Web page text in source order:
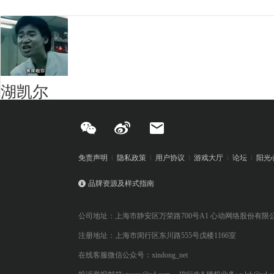
湖凯尔
免责声明 隐私政策 用户协议 游戏大厅 论坛 阳光
品牌资源及样式指南
公司地址：上海市静安区万荣路700号A1 心动网络股份有限
注册地址：上海市闵行区东川路555号戊楼1166室
在线客服微信公众号：xindong_net